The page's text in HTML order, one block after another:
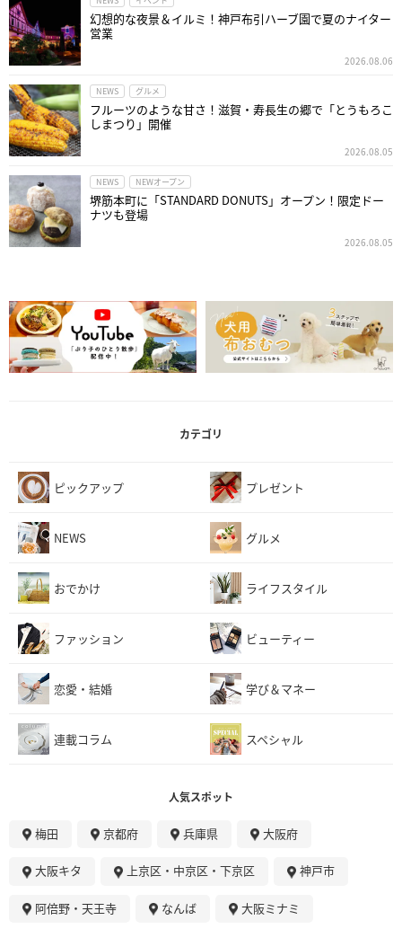
幻想的な夜景＆イルミ！神戸布引ハーブ園で夏のナイター
営業
2026.08.06
NEWS グルメ
フルーツのような甘さ！滋賀・寿長生の郷で「とうもろこ
しまつり」開催
2026.08.05
NEWS NEWオープン
堺筋本町に「STANDARD DONUTS」オープン！限定ドー
ナツも登場
2026.08.05
カテゴリ
ピックアップ プレゼント
NEWS グルメ
おでかけ ライフスタイル
ファッション ビューティー
恋愛・結婚 学び＆マネー
連載コラム スペシャル
人気スポット
梅田 京都府 兵庫県 大阪府
大阪キタ 上京区・中京区・下京区 神戸市
阿倍野・天王寺 なんば 大阪ミナミ